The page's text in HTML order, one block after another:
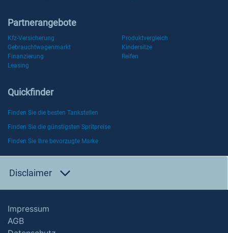
Partnerangebote
Kfz-Versicherung
Produktvergleich
Gebrauchtwagenmarkt
Kindersitze
Finanzierung
Reifen
Leasing
Quickfinder
Finden Sie die besten Tankstellen
Finden Sie die günstigsten Spritpreise
Finden Sie Ihre bevorzugte Marke
Disclaimer
Impressum
AGB